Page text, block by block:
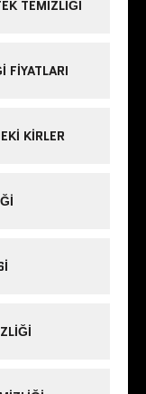
TEMIZLIĞI
KIRLER